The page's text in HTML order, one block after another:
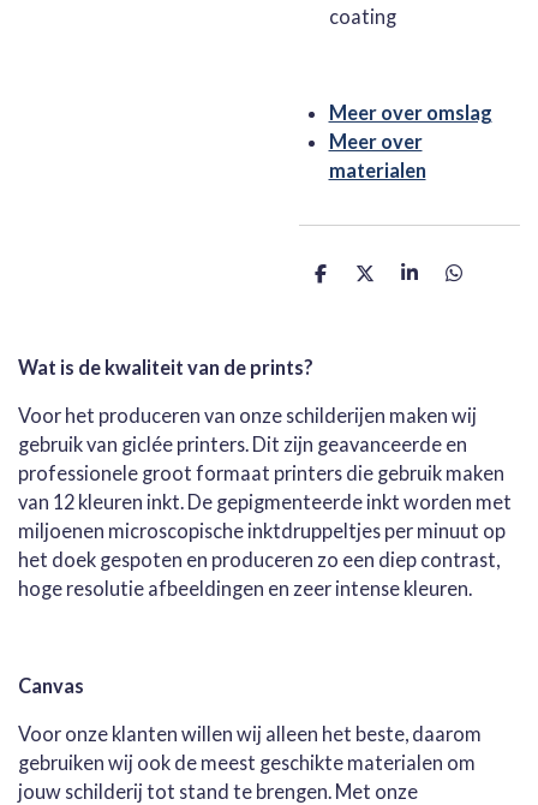
coating
Meer over omslag
Meer over
materialen
D
D
S
D
Wat is de kwaliteit van de prints?
Voor het produceren van onze schilderijen maken wij
gebruik van giclée printers. Dit zijn geavanceerde en
professionele groot formaat printers die gebruik maken
van 12 kleuren inkt. De gepigmenteerde inkt worden met
miljoenen microscopische inktdruppeltjes per minuut op
het doek gespoten en produceren zo een diep contrast,
hoge resolutie afbeeldingen en zeer intense kleuren.
Canvas
Voor onze klanten willen wij alleen het beste, daarom
gebruiken wij ook de meest geschikte materialen om
jouw schilderij tot stand te brengen. Met onze